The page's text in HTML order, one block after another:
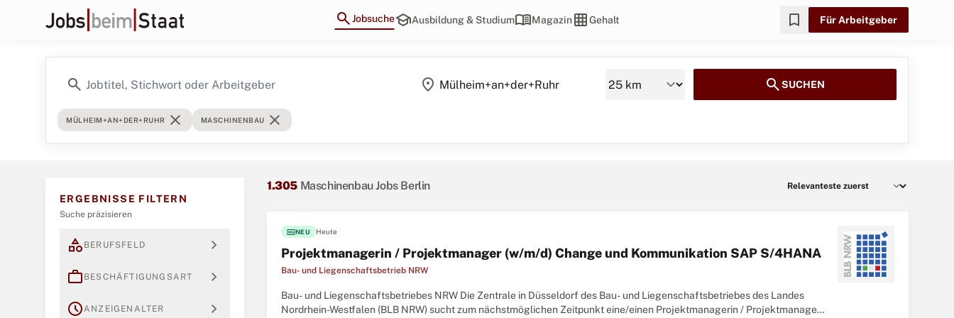
searchJobsucheschoolAusbildung & Studiummenu_bookMagazingrid_onGehalt bookmark Für Arbeitgeber
search location_on searchSUCHEN
MÜLHEIM+AN+DER+RUHR close MASCHINENBAU close
ERGEBNISSE FILTERN
Suche präzisieren
category BERUFSFELD expand_more
work BESCHÄFTIGUNGSART expand_more
scheduleANZEIGENALTER expand_more
1.305 Maschinenbau Jobs Berlin
fiber_newNEU Heute
Projektmanagerin / Projektmanager (w/m/d) Change und Kommunikation SAP S/4HANA
Bau- und Liegenschaftsbetrieb NRW
Bau- und Liegenschaftsbetriebes NRW Die Zentrale in Düsseldorf des Bau- und Liegenschaftsbetriebes des Landes
Nordrhein-Westfalen (BLB NRW) sucht zum nächstmöglichen Zeitpunkt eine/einen Projektmanagerin / Projektmanager